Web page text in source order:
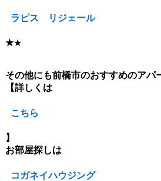
ラピス リジェール
★★
その他にも前橋市のおすすめのアパ
【詳しくは
こちら
】
お部屋探しは
コガネイハウジング